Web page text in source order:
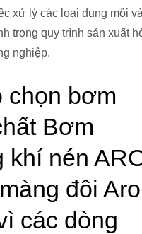
xử lý các loại dung môi và
trong quy trình sản xuất
nghiệp.
chọn bơm
Bơm
khí nén
đôi Aro
các dòng